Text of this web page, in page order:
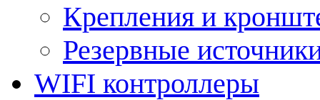
Крепления и
Резервные
WIFI контроллеры